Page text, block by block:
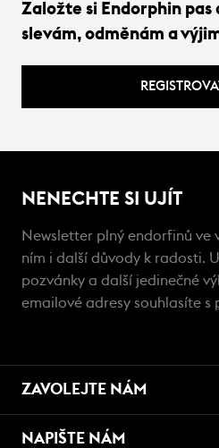
Založte si Endorphin
slevám, odměnám a
NENECHTE SI UJÍT
Newsletter plný endorfinů ve
ním i další důvody k radosti.
pozvánky a další jedinečné
emailové adresy souhlasíte s
ZAVOLEJTE NÁM
NAPIŠTE NÁM